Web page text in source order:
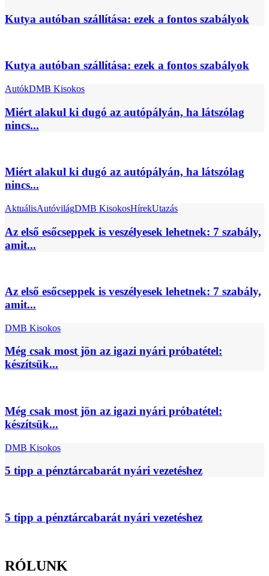
Kutya autóban szállítása: ezek a fontos szabályok
Kutya autóban szállítása: ezek a fontos szabályok
AutókDMB Kisokos
Miért alakul ki dugó az autópályán, ha látszólag
nincs...
Miért alakul ki dugó az autópályán, ha látszólag
nincs...
AktuálisAutóvilágDMB KisokosHírekUtazás
Az első esőcseppek is veszélyesek lehetnek: 7 szabály,
amit...
Az első esőcseppek is veszélyesek lehetnek: 7 szabály,
amit...
DMB Kisokos
Még csak most jön az igazi nyári próbatétel:
készítsük...
Még csak most jön az igazi nyári próbatétel:
készítsük...
DMB Kisokos
5 tipp a pénztárcabarát nyári vezetéshez
5 tipp a pénztárcabarát nyári vezetéshez
RÓLUNK